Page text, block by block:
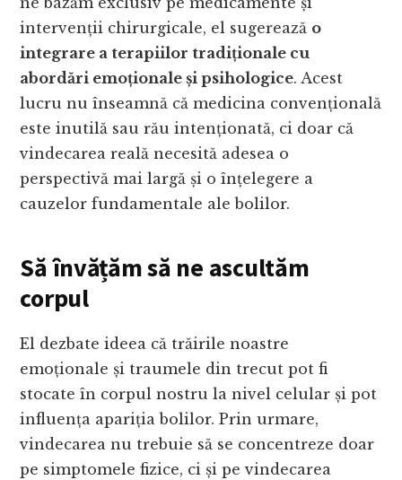
intervenții chirurgicale, el sugerează o
integrare a terapiilor tradiționale cu
abordări emoționale și psihologice. Acest
lucru nu înseamnă că medicina convențională
este inutilă sau rău intenționată, ci doar că
vindecarea reală necesită adesea o
perspectivă mai largă și o înțelegere a
cauzelor fundamentale ale bolilor.
Să învățăm să ne ascultăm
corpul
El dezbate ideea că trăirile noastre
emoționale și traumele din trecut pot fi
stocate în corpul nostru la nivel celular și pot
influența apariția bolilor. Prin urmare,
vindecarea nu trebuie să se concentreze doar
pe simptomele fizice, ci și pe vindecarea